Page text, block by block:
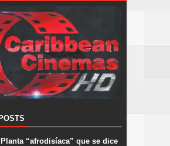
“afrodisíaca” que se dice